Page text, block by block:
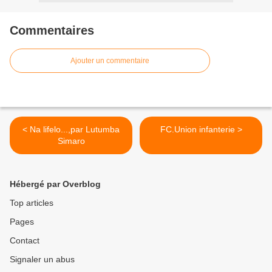
Commentaires
Ajouter un commentaire
< Na lifelo...,par Lutumba
Simaro
FC.Union infanterie >
Hébergé par Overblog
Top articles
Pages
Contact
Signaler un abus